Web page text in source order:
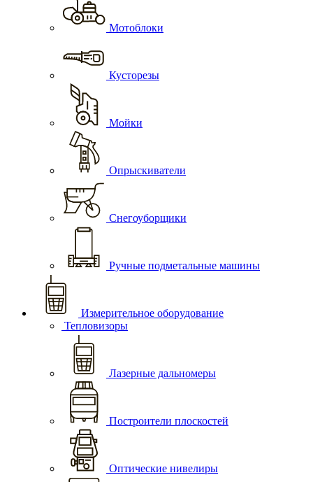
Мотоблоки
Кусторезы
Мойки
Опрыскиватели
Снегоуборщики
Ручные подметальные машины
Измерительное оборудование
Тепловизоры
Лазерные дальномеры
Построители плоскостей
Оптические нивелиры